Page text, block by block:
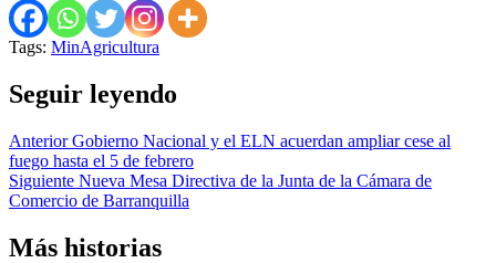
Tags: MinAgricultura
Seguir leyendo
AnteriorGobierno Nacional y el ELN acuerdan ampliar cese al
fuego hasta el 5 de febrero
Siguiente Nueva Mesa Directiva de la Junta de la Cámara de
Comercio de Barranquilla
Más historias